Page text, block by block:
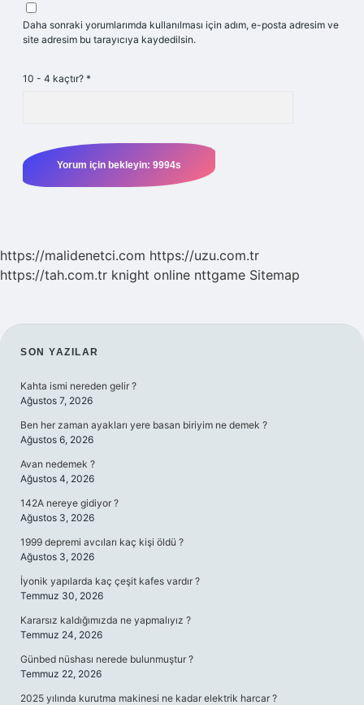
Daha sonraki yorumlarımda kullanılması için adım, e-posta adresim ve
site adresim bu tarayıcıya kaydedilsin.
10 - 4 kaçtır? *
https://malidenetci.com https://uzu.com.tr
https://tah.com.tr knight online nttgame Sitemap
SIDEBAR
SON YAZILAR
Kahta ismi nereden gelir ?
Ağustos 7, 2026
Ben her zaman ayakları yere basan biriyim ne demek ?
Ağustos 6, 2026
Avan nedemek ?
Ağustos 4, 2026
142A nereye gidiyor ?
Ağustos 3, 2026
1999 depremi avcıları kaç kişi öldü ?
Ağustos 3, 2026
İyonik yapılarda kaç çeşit kafes vardır ?
Temmuz 30, 2026
Kararsız kaldığımızda ne yapmalıyız ?
Temmuz 24, 2026
Günbed nüshası nerede bulunmuştur ?
Temmuz 22, 2026
2025 yılında kurutma makinesi ne kadar elektrik harcar ?